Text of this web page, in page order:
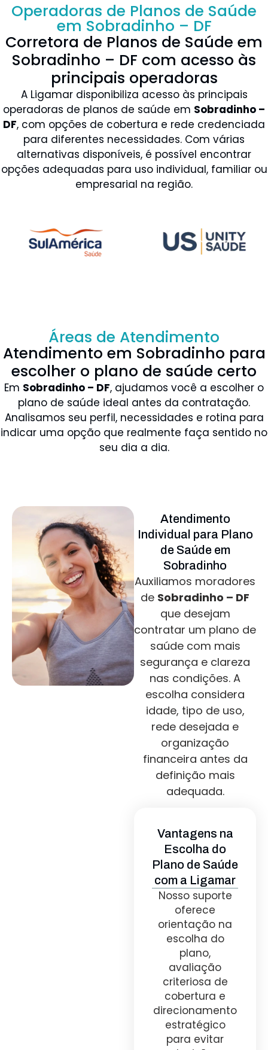
Operadoras de Planos de Saúde
em Sobradinho – DF
Corretora de Planos de Saúde em
Sobradinho – DF com acesso às
principais operadoras
A Ligamar disponibiliza acesso às principais
operadoras de planos de saúde em Sobradinho –
DF, com opções de cobertura e rede credenciada
para diferentes necessidades. Com várias
alternativas disponíveis, é possível encontrar
opções adequadas para uso individual, familiar ou
empresarial na região.
Áreas de Atendimento
Atendimento em Sobradinho para
escolher o plano de saúde certo
Em Sobradinho – DF, ajudamos você a escolher o
plano de saúde ideal antes da contratação.
Analisamos seu perfil, necessidades e rotina para
indicar uma opção que realmente faça sentido no
seu dia a dia.
Atendimento
Individual para Plano
de Saúde em
Sobradinho
Auxiliamos moradores
de Sobradinho – DF
que desejam
contratar um plano de
saúde com mais
segurança e clareza
nas condições. A
escolha considera
idade, tipo de uso,
rede desejada e
organização
financeira antes da
definição mais
adequada.
Vantagens na
Escolha do
Plano de Saúde
com a Ligamar
Nosso suporte
oferece
orientação na
escolha do
plano,
avaliação
criteriosa de
cobertura e
direcionamento
estratégico
para evitar